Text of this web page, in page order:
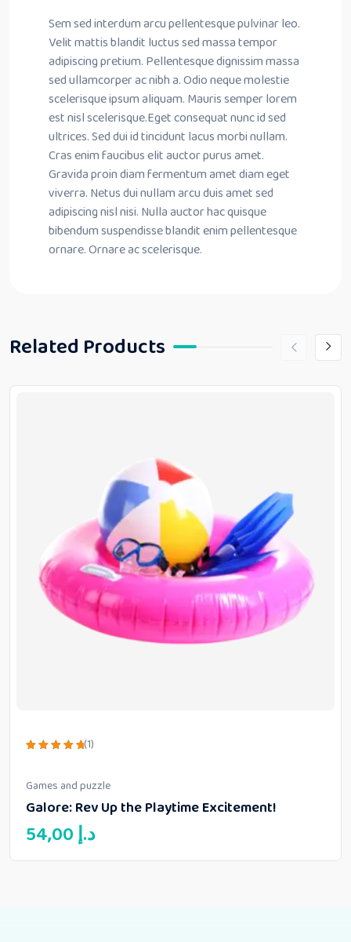
Sem sed interdum arcu pellentesque pulvinar leo.
Velit mattis blandit luctus sed massa tempor
adipiscing pretium. Pellentesque dignissim massa
sed ullamcorper ac nibh a. Odio neque molestie
scelerisque ipsum aliquam. Mauris semper lorem
est nisl scelerisque.Eget consequat nunc id sed
ultrices. Sed dui id tincidunt lacus morbi nullam.
Cras enim faucibus elit auctor purus amet.
Gravida proin diam fermentum amet diam eget
viverra. Netus dui nullam arcu duis amet sed
adipiscing nisl nisi. Nulla auctor hac quisque
bibendum suspendisse blandit enim pellentesque
ornare. Ornare ac scelerisque.
Related Products
(1)
Games and puzzle
Galore: Rev Up the Playtime Excitement!
54,00د.إ